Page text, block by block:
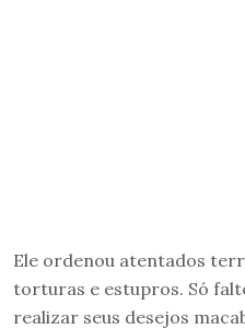
Ele ordenou atentados
torturas e estupros. Só
realizar seus desejos